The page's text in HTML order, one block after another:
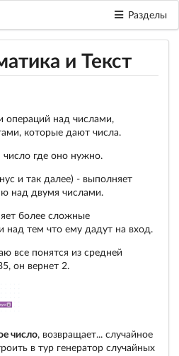
Разделы
и Текст
операций над числами,
которые дают числа.
где оно нужно.
и так далее) - выполняет
над двумя числами.
более сложные
над тем что ему дадут на вход.
все понятся из средней
он вернет 2.
число, возвращает... случайное
в тур генератор случайных